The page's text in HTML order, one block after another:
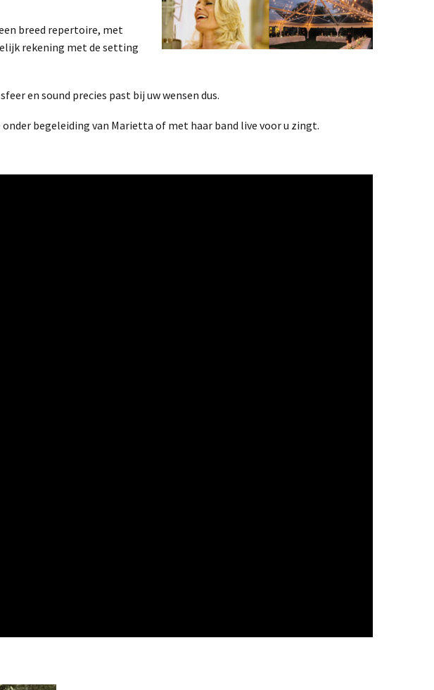
breed repertoire, met
rekening met de setting
en sound precies past bij uw wensen dus.
begeleiding van Marietta of met haar band live voor u zingt.